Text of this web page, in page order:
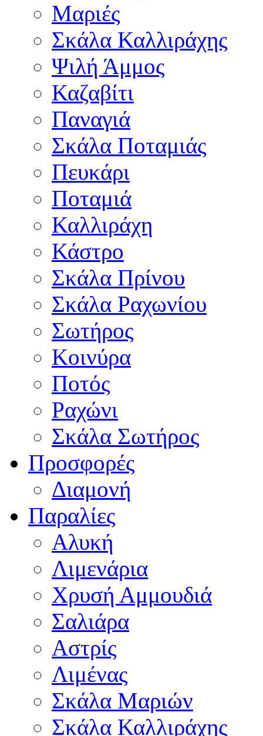
Μαριές
Σκάλα Καλλιράχης
Ψιλή Άμμος
Καζαβίτι
Παναγιά
Σκάλα Ποταμιάς
Πευκάρι
Ποταμιά
Καλλιράχη
Κάστρο
Σκάλα Πρίνου
Σκάλα Ραχωνίου
Σωτήρος
Κοινύρα
Ποτός
Ραχώνι
Σκάλα Σωτήρος
Προσφορές
Διαμονή
Παραλίες
Αλυκή
Λιμενάρια
Χρυσή Αμμουδιά
Σαλιάρα
Αστρίς
Λιμένας
Σκάλα Μαριών
Σκάλα Καλλιράχης